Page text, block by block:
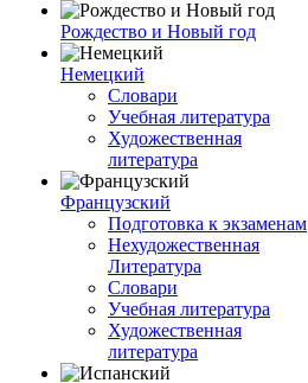
Рождество и Новый год
Немецкий
Словари
Учебная литература
Художественная
литература
Французский
Подготовка к экзаменам
Нехудожественная
Литература
Словари
Учебная литература
Художественная
литература